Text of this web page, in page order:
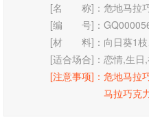
[名 称]：危地马拉
[编 号]：
[材 料]： 向日葵1
[适合场合]：恋情,生日
[注意事项]：危地马拉
马拉巧克